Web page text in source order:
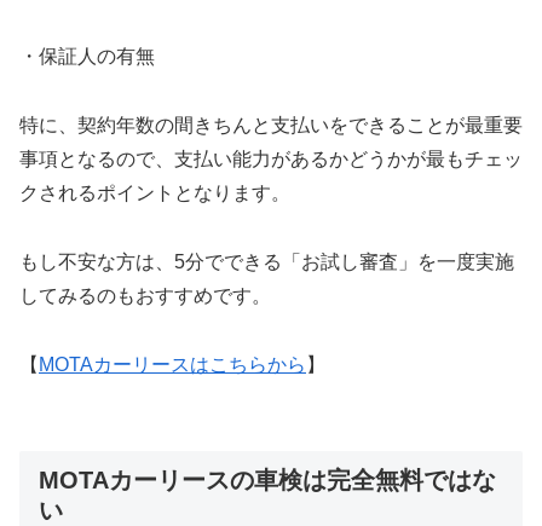
・保証人の有無
特に、契約年数の間きちんと支払いをできることが最重要
事項となるので、支払い能力があるかどうかが最もチェッ
クされるポイントとなります。
もし不安な方は、5分でできる「お試し審査」を一度実施
してみるのもおすすめです。
【 MOTAカーリースはこちらから 】
MOTAカーリースの車検は完全無料ではな
い